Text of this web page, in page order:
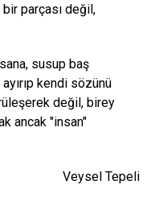
parçası değil,
susup baş
kendi sözünü
değil, birey
ancak "insan"
Veysel Tepeli